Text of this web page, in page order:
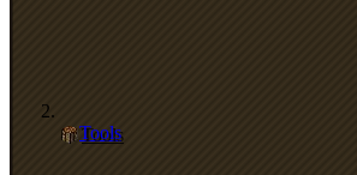
Tools